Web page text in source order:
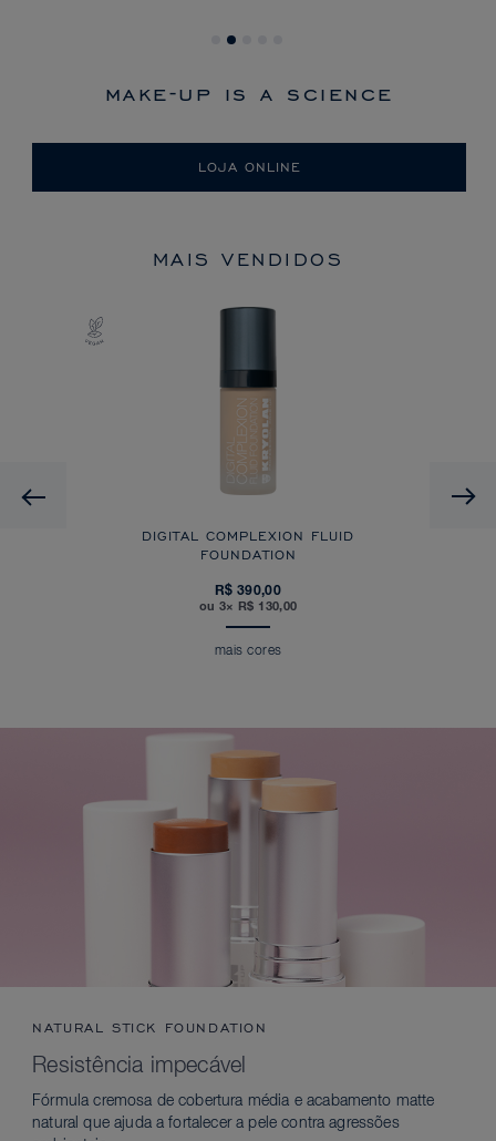
make-up is a science
LOJA ONLINE
MAIS VENDIDOS
Previous
DIGITAL COMPLEXION FLUID
FOUNDATION
R$ 390,00
ou 3× R$ 130,00
mais cores
NATURAL STICK FOUNDATION
Resistência impecável
Fórmula cremosa de cobertura média e acabamento matte
natural que ajuda a fortalecer a pele contra agressões